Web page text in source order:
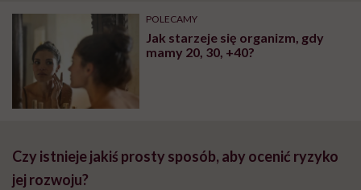
POLECAMY
Jak starzeje się organizm, gdy
mamy 20, 30, +40?
Czy istnieje jakiś prosty sposób, aby ocenić ryzyko
jej rozwoju?